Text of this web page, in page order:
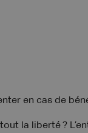
en cas de
la liberté ?